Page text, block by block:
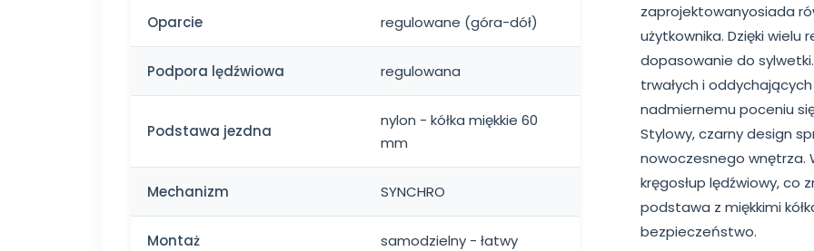
Oparcie regulowane (góra-dół)
Podpora lędźwiowa regulowana
Podstawa jezdna
nylon - kółka miękkie 60
mm
Mechanizm SYNCHRO
Montaż samodzielny - łatwy
zaprojektowanyosiada
użytkownika. Dzięki
dopasowanie do sylwetki.
trwałych i
nadmiernemu poceniu
Stylowy, czarny design
nowoczesnego wnętrza.
kręgosłup lędźwiowy, co
podstawa z miękkimi
bezpieczeństwo.